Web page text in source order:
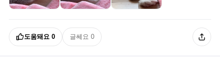
도움돼요 0 글쎄요 0